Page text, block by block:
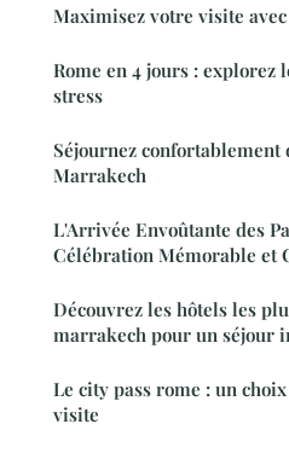
Maximisez votre visite
Rome en 4 jours : explorez
stress
Séjournez
Marrakech
L'Arrivée Envoûtante des
Célébration Mémorable et
Découvrez les hôtels les
marrakech pour un séjour
Le city pass rome : un
visite